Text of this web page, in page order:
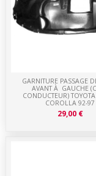
GARNITURE PASSAGE
AVANT À GAUCHE
CONDUCTEUR)
COROLLA 92-97
29,00 €